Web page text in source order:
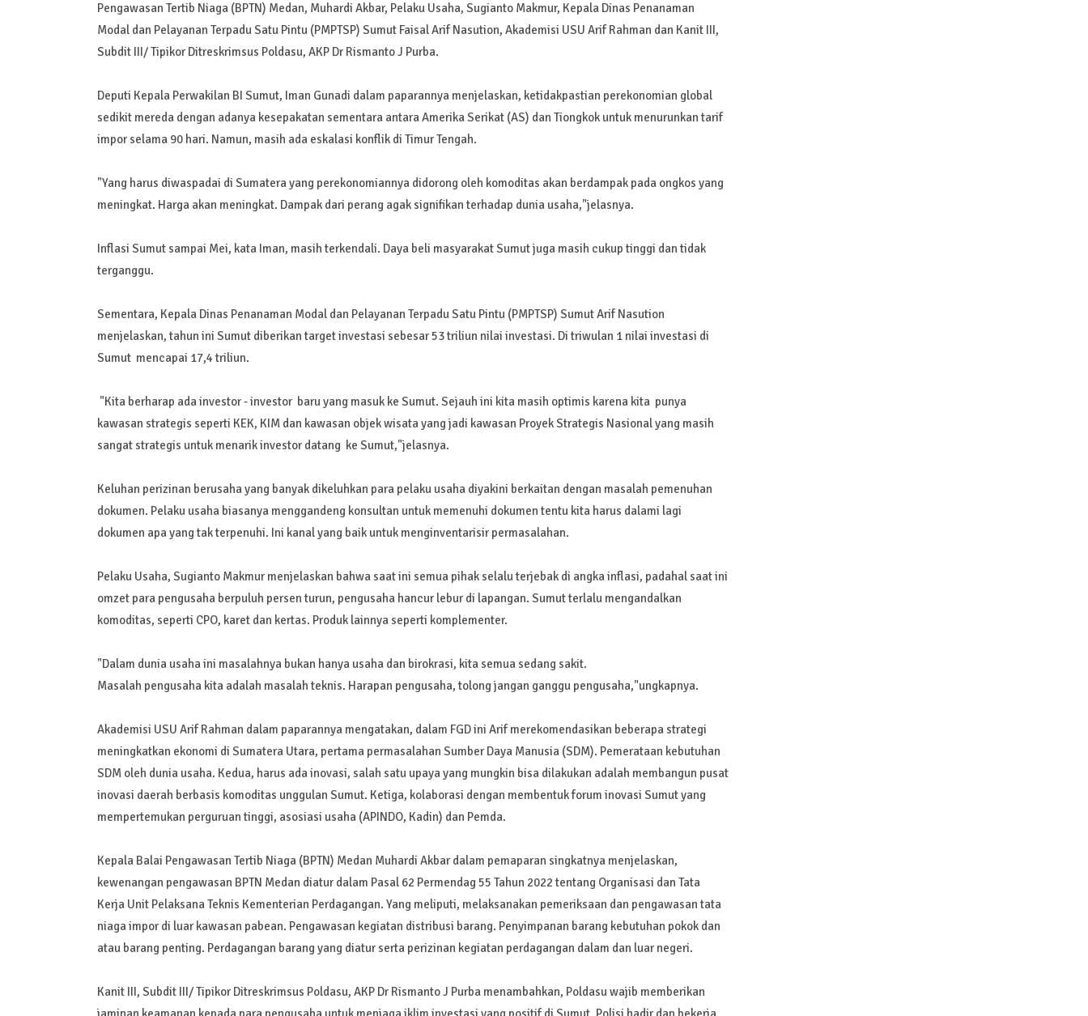
Pengawasan Tertib Niaga (BPTN) Medan, Muhardi Akbar, Pelaku Usaha, Sugianto Makmur, Kepala Dinas Penanaman
Modal dan Pelayanan Terpadu Satu Pintu (PMPTSP) Sumut Faisal Arif Nasution, Akademisi USU Arif Rahman dan Kanit III,
Subdit III/ Tipikor Ditreskrimsus Poldasu, AKP Dr Rismanto J Purba.
Deputi Kepala Perwakilan BI Sumut, Iman Gunadi dalam paparannya menjelaskan, ketidakpastian perekonomian global
sedikit mereda dengan adanya kesepakatan sementara antara Amerika Serikat (AS) dan Tiongkok untuk menurunkan tarif
impor selama 90 hari. Namun, masih ada eskalasi konflik di Timur Tengah.
"Yang harus diwaspadai di Sumatera yang perekonomiannya didorong oleh komoditas akan berdampak pada ongkos yang
meningkat. Harga akan meningkat. Dampak dari perang agak signifikan terhadap dunia usaha,"jelasnya.
Inflasi Sumut sampai Mei, kata Iman, masih terkendali. Daya beli masyarakat Sumut juga masih cukup tinggi dan tidak
terganggu.
Sementara, Kepala Dinas Penanaman Modal dan Pelayanan Terpadu Satu Pintu (PMPTSP) Sumut Arif Nasution
menjelaskan, tahun ini Sumut diberikan target investasi sebesar 53 triliun nilai investasi. Di triwulan 1 nilai investasi di
Sumut mencapai 17,4 triliun.
"Kita berharap ada investor - investor baru yang masuk ke Sumut. Sejauh ini kita masih optimis karena kita punya
kawasan strategis seperti KEK, KIM dan kawasan objek wisata yang jadi kawasan Proyek Strategis Nasional yang masih
sangat strategis untuk menarik investor datang ke Sumut,"jelasnya.
Keluhan perizinan berusaha yang banyak dikeluhkan para pelaku usaha diyakini berkaitan dengan masalah pemenuhan
dokumen. Pelaku usaha biasanya menggandeng konsultan untuk memenuhi dokumen tentu kita harus dalami lagi
dokumen apa yang tak terpenuhi. Ini kanal yang baik untuk menginventarisir permasalahan.
Pelaku Usaha, Sugianto Makmur menjelaskan bahwa saat ini semua pihak selalu terjebak di angka inflasi, padahal saat ini
omzet para pengusaha berpuluh persen turun, pengusaha hancur lebur di lapangan. Sumut terlalu mengandalkan
komoditas, seperti CPO, karet dan kertas. Produk lainnya seperti komplementer.
"Dalam dunia usaha ini masalahnya bukan hanya usaha dan birokrasi, kita semua sedang sakit.
Masalah pengusaha kita adalah masalah teknis. Harapan pengusaha, tolong jangan ganggu pengusaha,"ungkapnya.
Akademisi USU Arif Rahman dalam paparannya mengatakan, dalam FGD ini Arif merekomendasikan beberapa strategi
meningkatkan ekonomi di Sumatera Utara, pertama permasalahan Sumber Daya Manusia (SDM). Pemerataan kebutuhan
SDM oleh dunia usaha. Kedua, harus ada inovasi, salah satu upaya yang mungkin bisa dilakukan adalah membangun pusat
inovasi daerah berbasis komoditas unggulan Sumut. Ketiga, kolaborasi dengan membentuk forum inovasi Sumut yang
mempertemukan perguruan tinggi, asosiasi usaha (APINDO, Kadin) dan Pemda.
Kepala Balai Pengawasan Tertib Niaga (BPTN) Medan Muhardi Akbar dalam pemaparan singkatnya menjelaskan,
kewenangan pengawasan BPTN Medan diatur dalam Pasal 62 Permendag 55 Tahun 2022 tentang Organisasi dan Tata
Kerja Unit Pelaksana Teknis Kementerian Perdagangan. Yang meliputi, melaksanakan pemeriksaan dan pengawasan tata
niaga impor di luar kawasan pabean. Pengawasan kegiatan distribusi barang. Penyimpanan barang kebutuhan pokok dan
atau barang penting. Perdagangan barang yang diatur serta perizinan kegiatan perdagangan dalam dan luar negeri.
Kanit III, Subdit III/ Tipikor Ditreskrimsus Poldasu, AKP Dr Rismanto J Purba menambahkan, Poldasu wajib memberikan